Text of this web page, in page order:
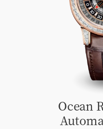
Ocean